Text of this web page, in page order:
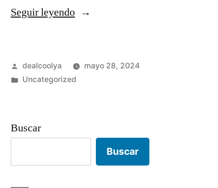
Seguir leyendo«Camisetas
Publicado
por
dealcoolya
mayo 28, 2024
Publicado
Uncategorized
Buscar
Buscar